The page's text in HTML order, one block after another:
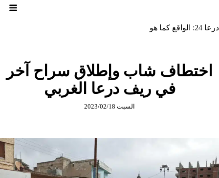
درعا 24: الواقع كما هو
اختطاف شاب وإطلاق سراح آخر
في ريف درعا الغربي
السبت 2023/02/18